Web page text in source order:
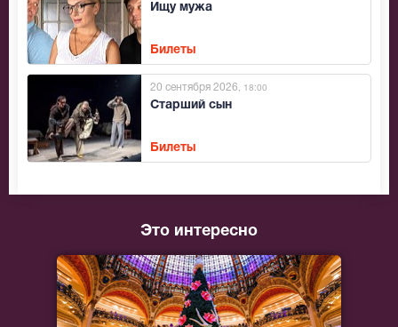
Ищу мужа
Билеты
Старший сын
20 сентября 2026 , 18:00
Билеты
Это интересно